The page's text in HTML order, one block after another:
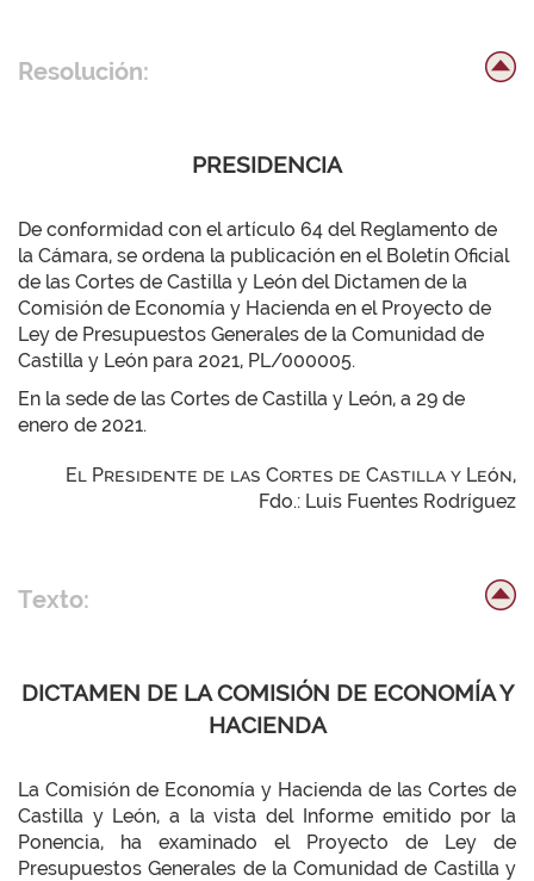
Resolución:
PRESIDENCIA
De conformidad con el artículo 64 del Reglamento de
la Cámara, se ordena la publicación en el Boletín Oficial
de las Cortes de Castilla y León del Dictamen de la
Comisión de Economía y Hacienda en el Proyecto de
Ley de Presupuestos Generales de la Comunidad de
Castilla y León para 2021, PL/000005.
En la sede de las Cortes de Castilla y León, a 29 de
enero de 2021.
El Presidente de las Cortes de Castilla y León,
Fdo.: Luis Fuentes Rodríguez
Texto:
DICTAMEN DE LA COMISIÓN DE ECONOMÍA Y
HACIENDA
La Comisión de Economía y Hacienda de las Cortes de
Castilla y León, a la vista del Informe emitido por la
Ponencia, ha examinado el Proyecto de Ley de
Presupuestos Generales de la Comunidad de Castilla y